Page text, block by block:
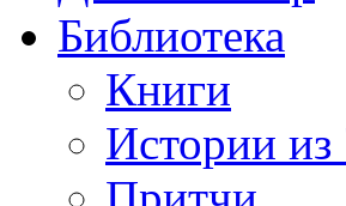
Библиотека
Книги
Истории